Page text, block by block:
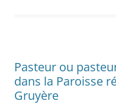
Pasteur ou
dans la Paroisse
Gruyère